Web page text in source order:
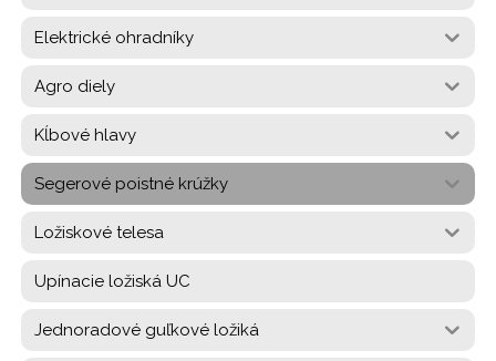
Elektrické ohradníky
Agro diely
Kĺbové hlavy
Segerové poistné krúžky
Ložiskové telesa
Upínacie ložiská UC
Jednoradové guľkové ložiká